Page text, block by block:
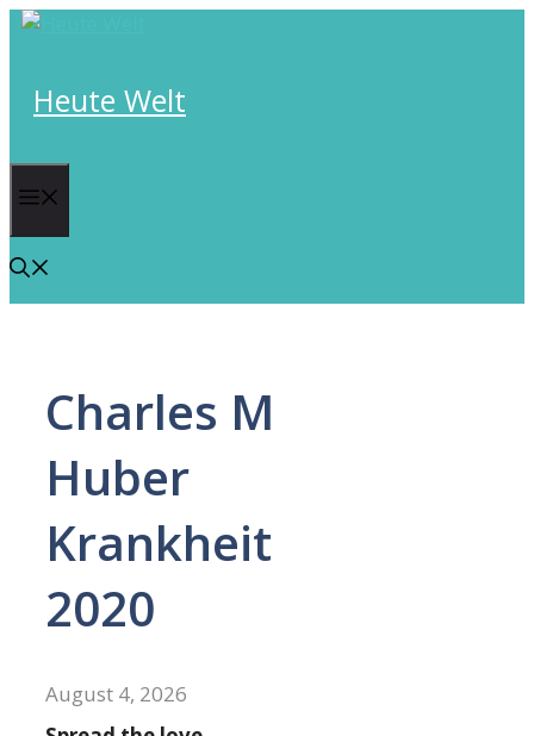
Skip
Heute Welt
Charles M
Huber
Krankheit
2020
August 4, 2026